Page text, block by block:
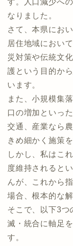
なりました。
さて、本県にお
居住地域におい
災対策や伝統文
護という目的か
います。
また、小規模集
口の増加といっ
交通、産業なら
きめ細かく施策
しかし、私はこ
度維持されると
んが、これから
場合、根本的な
そこで、以下3つ
滅・統合に軸足
す。